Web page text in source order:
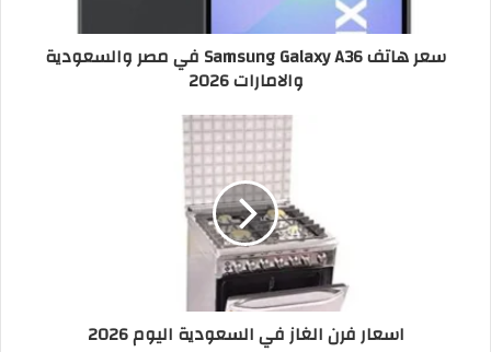
سعر هاتف Samsung Galaxy A36 في مصر والسعودية
والامارات 2026
اسعار فرن الغاز في السعودية اليوم 2026